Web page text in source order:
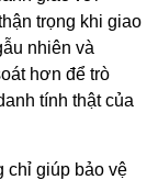
trọng khi giao
nhiên và
hơn để trò
tính thật của
chỉ giúp bảo vệ